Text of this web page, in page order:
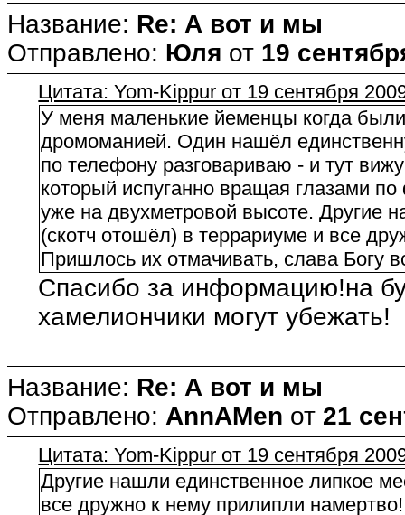
Название: Re: А вот и мы
Отправлено: Юля от 19
Цитата: Yom-Kippur от 19 сентября
У меня маленькие йеменцы когда
дромоманией. Один нашёл
по телефону разговариваю - и тут
который испуганно вращая глазами
уже на двухметровой высоте. Другие
(скотч отошёл) в террариуме и все
Пришлось их отмачивать, слава Богу
Спасибо за информацию!на
хамелиончики могут убежать!
Название: Re: А вот и мы
Отправлено: AnnAMen от 21
Цитата: Yom-Kippur от 19 сентября
Другие нашли единственное липкое
все дружно к нему прилипли